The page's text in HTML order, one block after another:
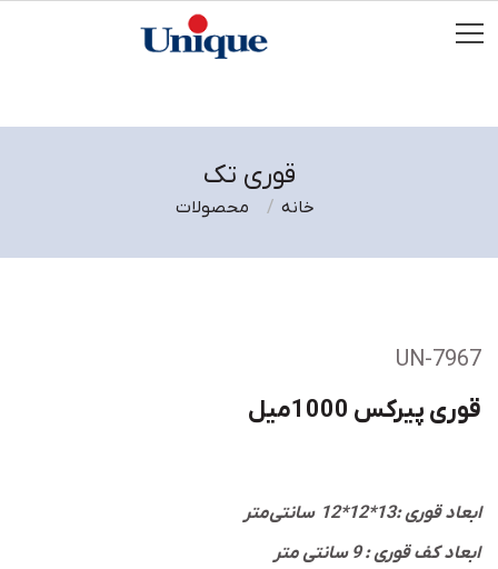
قوری تک
محصولات خانه
UN-7967
قوری پیرکس 1000میل
ابعاد قوری :13*12*12 سانتی‌متر
ابعاد کف قوری : 9 سانتی متر